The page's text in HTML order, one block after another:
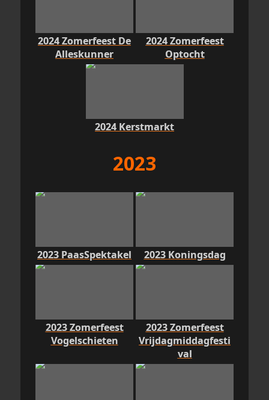
2024 Zomerfeest De
Alleskunner
2024 Zomerfeest
Optocht
2024 Kerstmarkt
2023
2023 PaasSpektakel 2023 Koningsdag
2023 Zomerfeest
Vogelschieten
2023 Zomerfeest
Vrijdagmiddagfesti
val